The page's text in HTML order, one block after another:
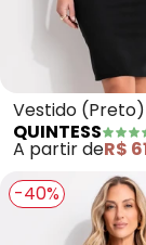
Vestido
Malha Crepe
QUINTESS
A partir deR$
-40%